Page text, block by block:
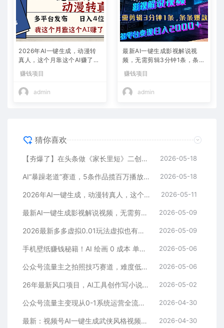
2026年AI一键生成，动漫转
真人，这个月靠这个AI赚了2
赚钱项目
admin
最新AI一键生成影视解说视
频，无需剪辑3分钟1条，条条
+
赚钱项目
admin
猜你喜欢
【夯爆了】在头条做《家长里短》二创小故事，这个月收益2w+ 2026-05-18
AI“暴躁老道”赛道，5条作品揽百万播放！（附变现全攻略） 2026-05-18
2026年AI一键生成，动漫转真人，这个月靠这个AI赚了2W+ 2026-05-11
最新AI一键生成影视解说视频，无需剪辑3分钟1条，条条爆款，多平台变现日入2000+ 2026-05-09
2026最新多多虚拟0.01玩法虚拟也有新门路轻松日入2500! 2026-05-09
手机壁纸赚钱秘籍！AI 绘画 0 成本 单店狂销 3.8 万单 2026-05-06
公众号流量主之拍照技巧赛道，难度低+流量大，起号第一篇就爆了10w阅读！ 2026-05-06
26年最新风口项目，AI工具创作写小说，轻松实现日入1000+ 2026-05-02
公众号流量主变现从0-1系统运营全流程讲解！ 2026-04-30
最新：视频号AI一键生成武侠风格视频，狂撸视频号分成收益，学完轻松日入1000+ 2026-04-30